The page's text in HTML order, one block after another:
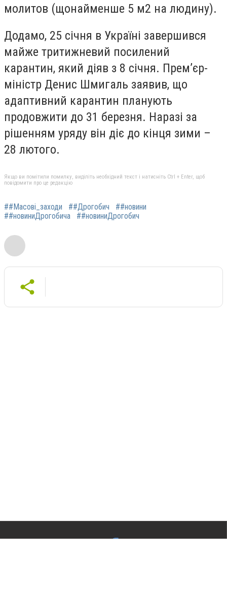
молитов (щонайменше 5 м2 на людину).
Додамо, 25 січня в Україні завершився
майже тритижневий посилений
карантин, який діяв з 8 січня. Прем’єр-
міністр Денис Шмигаль заявив, що
адаптивний карантин планують
продовжити до 31 березня. Наразі за
рішенням уряду він діє до кінця зими –
28 лютого.
Якщо ви помітили помилку, виділіть необхідний текст і натисніть Ctrl + Enter, щоб
повідомити про це редакцію
##Масові_заходи ##Дрогобич
##новини
##новиниДрогобича
##новиниДрогобич